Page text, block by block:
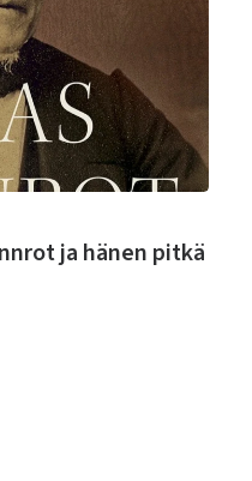
ja hänen pitkä